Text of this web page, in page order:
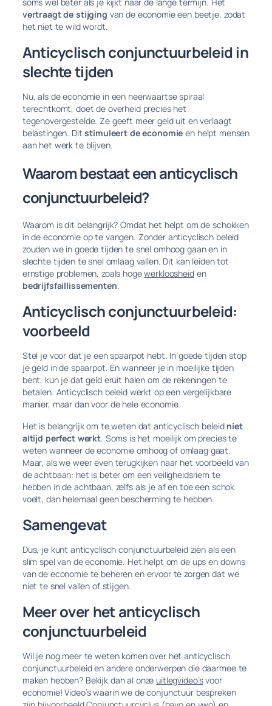
vertraagt de stijging van de economie een beetje, zodat
het niet te wild wordt.
Anticyclisch conjunctuurbeleid in
slechte tijden
Nu, als de economie in een neerwaartse spiraal
terechtkomt, doet de overheid precies het
tegenovergestelde. Ze geeft meer geld uit en verlaagt
belastingen. Ditstimuleert de economie en helpt mensen
aan het werk te blijven.
Waarom bestaat een anticyclisch
conjunctuurbeleid?
Waarom is dit belangrijk? Omdat het helpt om de schokken
in de economie op te vangen. Zonder anticyclisch beleid
zouden we in goede tijden te snel omhoog gaan en in
slechte tijden te snel omlaag vallen. Dit kan leiden tot
ernstige problemen, zoals hogewerkloosheiden
bedrijfsfaillissementen.
Anticyclisch conjunctuurbeleid:
voorbeeld
Stel je voor dat je een spaarpot hebt. In goede tijden stop
je geld in de spaarpot. En wanneer je in moeilijke tijden
bent, kun je dat geld eruit halen om de rekeningen te
betalen. Anticyclisch beleid werkt op een vergelijkbare
manier, maar dan voor de hele economie.
Het is belangrijk om te weten dat anticyclisch beleid niet
altijd perfect werkt. Soms is het moeilijk om precies te
weten wanneer de economie omhoog of omlaag gaat.
Maar, als we weer even terugkijken naar het voorbeeld van
de achtbaan: het is beter om een veiligheidsriem te
hebben in de achtbaan, zelfs als je af en toe een schok
voelt, dan helemaal geen bescherming te hebben.
Samengevat
Dus, je kunt anticyclisch conjunctuurbeleid zien als een
slim spel van de economie. Het helpt om de ups en downs
van de economie te beheren en ervoor te zorgen dat we
niet te snel vallen of stijgen.
Meer over het anticyclisch
conjunctuurbeleid
Wil je nog meer te weten komen over het anticyclisch
conjunctuurbeleid en andere onderwerpen die daarmee te
maken hebben? Bekijk dan al onzeuitlegvideo’svoor
economie! Video’s waarin we de conjunctuur bespreken